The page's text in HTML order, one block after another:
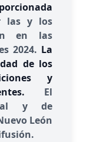
las y los
en las
2024. La
de los
y
El
y de
León